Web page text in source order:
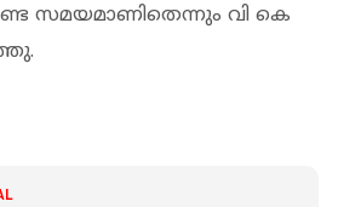
സമയമാണിതെന്നും വി കെ